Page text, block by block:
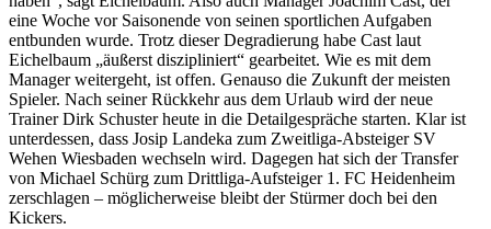
eine Woche vor Saisonende von seinen sportlichen Aufgaben
entbunden wurde. Trotz dieser Degradierung habe Cast laut
Eichelbaum „äußerst diszipliniert“ gearbeitet. Wie es mit dem
Manager weitergeht, ist offen. Genauso die Zukunft der meisten
Spieler. Nach seiner Rückkehr aus dem Urlaub wird der neue
Trainer Dirk Schuster heute in die Detailgespräche starten. Klar ist
unterdessen, dass Josip Landeka zum Zweitliga-Absteiger SV
Wehen Wiesbaden wechseln wird. Dagegen hat sich der Transfer
von Michael Schürg zum Drittliga-Aufsteiger 1. FC Heidenheim
zerschlagen – möglicherweise bleibt der Stürmer doch bei den
Kickers.